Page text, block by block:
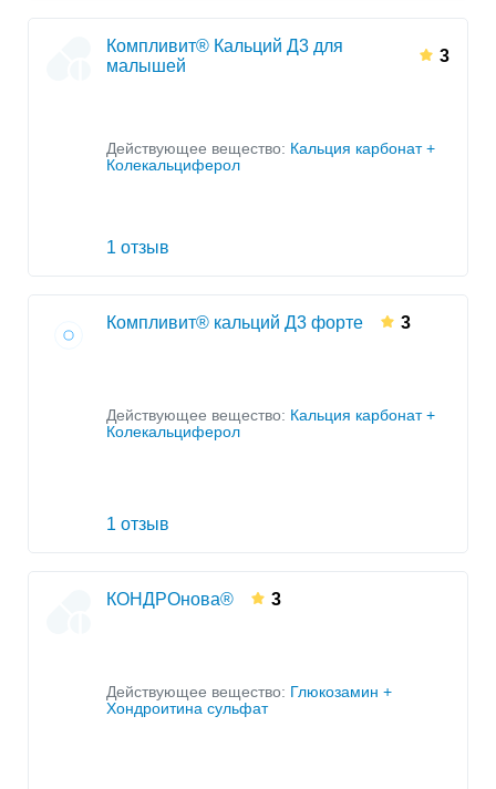
Компливит® Кальций Д3 для
малышей
3
Действующее вещество: Кальция карбонат +
Колекальциферол
1 отзыв
Компливит® кальций Д3 форте 3
Действующее вещество: Кальция карбонат +
Колекальциферол
1 отзыв
КОНДРОнова® 3
Действующее вещество: Глюкозамин +
Хондроитина сульфат